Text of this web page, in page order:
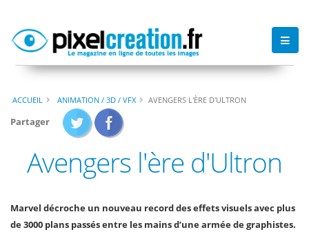
ACCUEIL ANIMATION / 3D / VFX AVENGERS L'ÈRE D'ULTRON
Partager
Avengers l'ère d'Ultron
Marvel décroche un nouveau record des effets visuels avec plus
de 3000 plans passés entre les mains d’une armée de graphistes.